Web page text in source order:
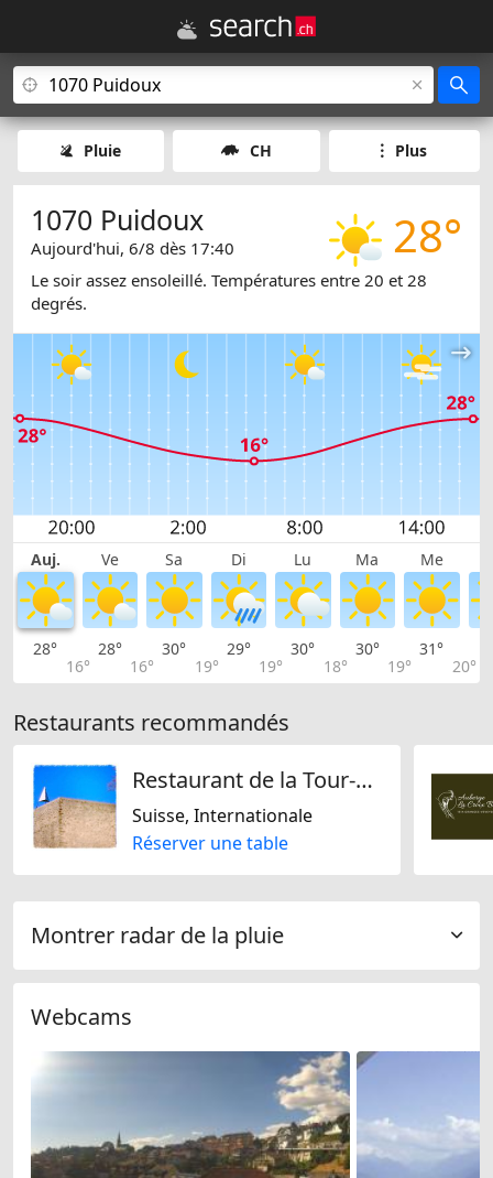
Pluie CH Plus
28°
1070 Puidoux
Aujourd'hui, 6/8 dès 17:40
Le soir assez ensoleillé. Températures entre 20 et 28
degrés.
Auj. Ve Sa Di Lu Ma Me
28°
16°
28°
16°
30°
19°
29°
19°
30°
18°
30°
19°
31°
20°
Restaurants recommandés
Restaurant de la Tour-de-Gourze
Suisse, Internationale
Réserver une table
Montrer radar de la pluie
Webcams